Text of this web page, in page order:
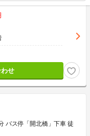
せ
バス停「開北橋」下車 徒